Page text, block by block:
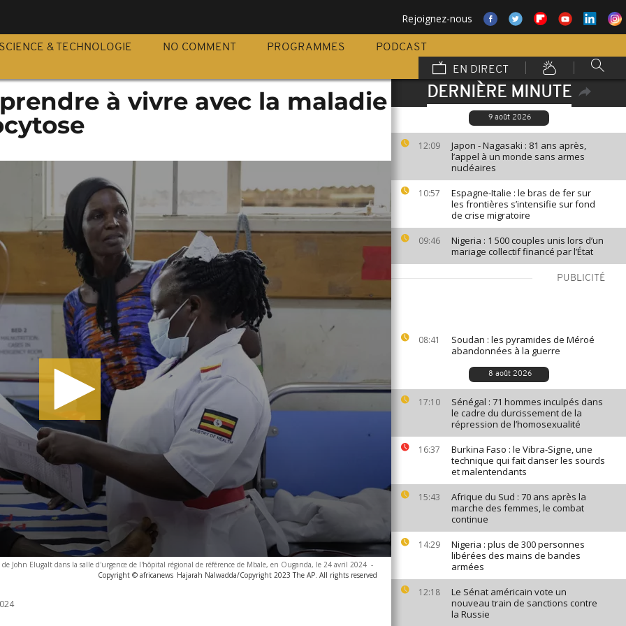
Rejoignez-nous
SCIENCE & TECHNOLOGIE NO COMMENT PROGRAMMES
PODCAST
EN DIRECT
DERNIÈRE MINUTE
9 août 2026
12:09
Japon - Nagasaki : 81 ans après,
l’appel à un monde sans armes
nucléaires
10:57
Espagne-Italie : le bras de fer sur
les frontières s’intensifie sur fond
de crise migratoire
09:46
Nigeria : 1 500 couples unis lors d’un
mariage collectif financé par l’État
PUBLICITÉ
08:41
Soudan : les pyramides de Méroé
abandonnées à la guerre
8 août 2026
17:10
Sénégal : 71 hommes inculpés dans
le cadre du durcissement de la
répression de l’homosexualité
16:37
Burkina Faso : le Vibra-Signe, une
technique qui fait danser les sourds
et malentendants
15:43
Afrique du Sud : 70 ans après la
marche des femmes, le combat
continue
14:29
Nigeria : plus de 300 personnes
libérées des mains de bandes
armées
12:18
Le Sénat américain vote un
nouveau train de sanctions contre
la Russie
à vivre avec la maladie
John Elugalt dans la salle d'urgence de l'hôpital régional de référence de Mbale, en Ouganda, le 24 avril 2024 -
Copyright © africanews Hajarah Nalwadda/Copyright 2023 The AP. All rights reserved